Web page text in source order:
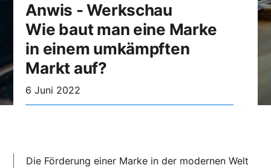
Anwis - Werkschau
Wie baut man eine Marke
in einem umkämpften
Markt auf?
6 Juni 2022
Die Förderung einer Marke in der modernen Welt